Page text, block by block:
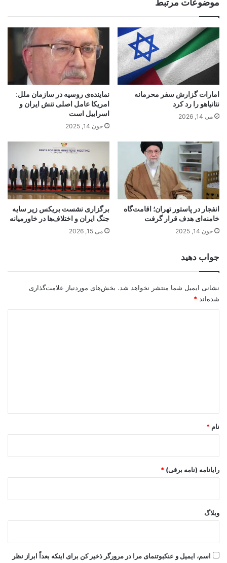
امارات گزارش سفر محرمانه
نتانیاهو را رد کرد
می 14, 2026
نماینده‌ی روسیه در سازمان ملل:
امریکا عامل اصلی تنش ایران و
اسراییل است
جون 14, 2025
انفجار در پاستور تهران؛ اقامت‌گاه
خامنه‌ای هدف قرار گرفت
جون 14, 2025
برگزاری نشست بریکس زیر سایه
جنگ ایران و اختلاف‌ها در خاورمیانه
می 15, 2026
جواب دهید
نشانی ایمیل شما منتشر نخواهد شد. بخش‌های موردنیاز علامت‌گذاری
شده‌اند *
نام *
رایانامه (نامه برقی) *
وبلاگ
اسم، ایمیل و عنکبوتنمای مرا در مرورگر ذخیر کن برای اینکه بعداً ابراز نظر